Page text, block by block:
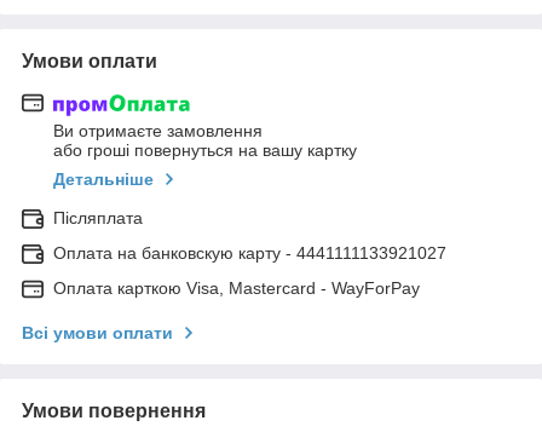
Умови оплати
Ви отримаєте замовлення
або гроші повернуться на вашу картку
Детальніше
Післяплата
Оплата на банковскую карту - 4441111133921027
Оплата карткою Visa, Mastercard - WayForPay
Всі умови оплати
Умови повернення